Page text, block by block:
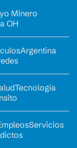
Minero
OH
Argentina
Tecnología
Servicios